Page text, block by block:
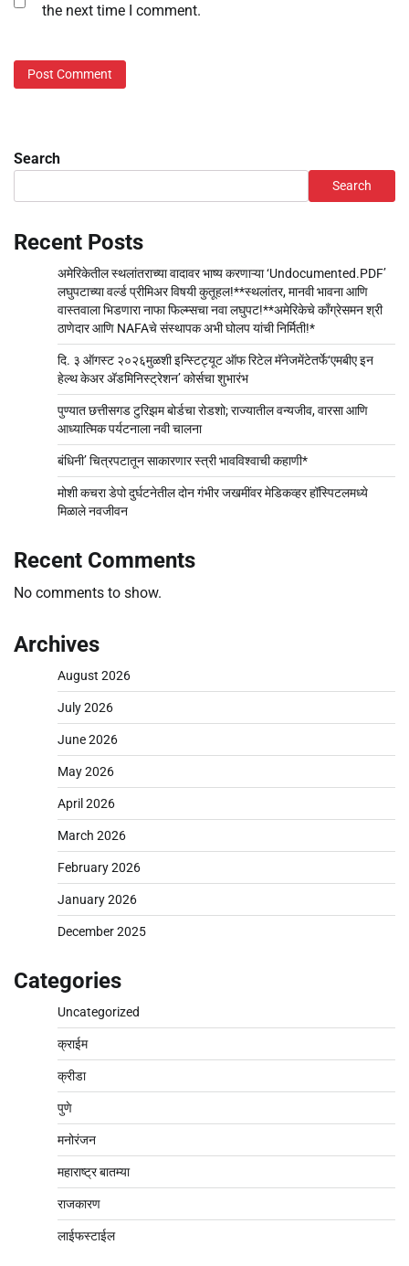
the next time I comment.
Search
Search
Recent Posts
अमेरिकेतील स्थलांतराच्या वादावर भाष्य करणाऱ्या ‘Undocumented.PDF’
लघुपटाच्या वर्ल्ड प्रीमिअर विषयी कुतूहल!**स्थलांतर, मानवी भावना आणि
वास्तवाला भिडणारा नाफा फिल्म्सचा नवा लघुपट!**अमेरिकेचे काँग्रेसमन श्री
ठाणेदार आणि NAFAचे संस्थापक अभी घोलप यांची निर्मिती!*
दि. ३ ऑगस्ट २०२६मुळशी इन्स्टिट्यूट ऑफ रिटेल मॅनेजमेंटेतर्फे‘एमबीए इन
हेल्थ केअर अ‍ॅडमिनिस्ट्रेशन’ कोर्सचा शुभारंभ
पुण्यात छत्तीसगड टुरिझम बोर्डचा रोडशो; राज्यातील वन्यजीव, वारसा आणि
आध्यात्मिक पर्यटनाला नवी चालना
बंधिनी’ चित्रपटातून साकारणार स्त्री भावविश्वाची कहाणी*
मोशी कचरा डेपो दुर्घटनेतील दोन गंभीर जखमींवर मेडिकव्हर हॉस्पिटलमध्ये
मिळाले नवजीवन
Recent Comments
No comments to show.
Archives
August 2026
July 2026
June 2026
May 2026
April 2026
March 2026
February 2026
January 2026
December 2025
Categories
Uncategorized
क्राईम
क्रीडा
पुणे
मनोरंजन
महाराष्ट्र बातम्या
राजकारण
लाईफस्टाईल